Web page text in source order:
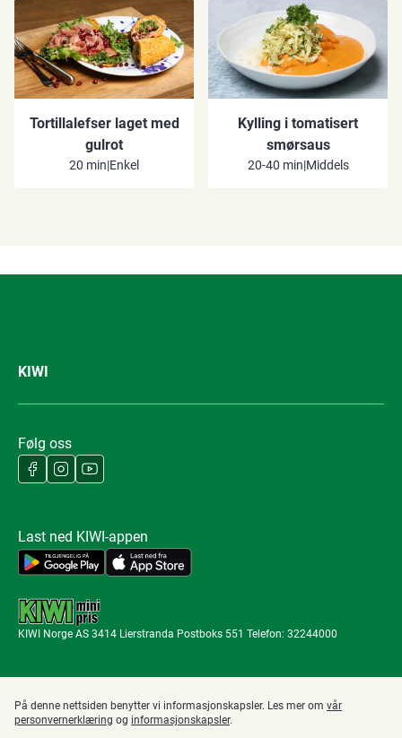
Tortillalefser laget med
gulrot
20 min|Enkel
Kylling i tomatisert
smørsaus
20-40 min|Middels
KIWI
Følg oss
Last ned KIWI-appen
KIWI Norge AS 3414 Lierstranda Postboks 551 Telefon: 32244000
På denne nettsiden benytter vi informasjonskapsler. Les mer om vår
personvernerklæring og informasjonskapsler.